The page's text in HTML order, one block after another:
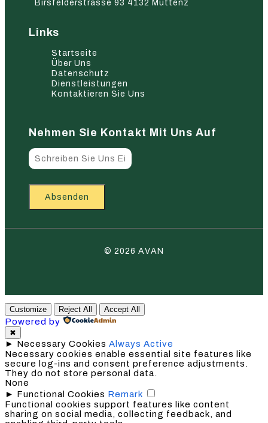
Birsfelderstrasse 93 4132 Muttenz
Links
Startseite
Über Uns
Datenschutz
Dienstleistungen
Kontaktieren Sie Uns
Nehmen Sie Kontakt Mit Uns Auf
Absenden
© 2026 AVAN
Customize Reject All Accept All
Powered by
✖
► Necessary Cookies Always Active
Necessary cookies enable essential site features like
secure log-ins and consent preference adjustments.
They do not store personal data.
None
► Functional Cookies Remark
Functional cookies support features like content
sharing on social media, collecting feedback, and